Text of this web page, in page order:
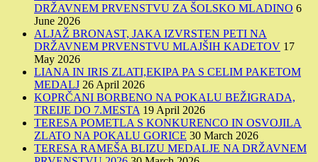
DRŽAVNEM PRVENSTVU ZA ŠOLSKO MLADINO 6
June 2026
ALJAŽ BRONAST, JAKA IZVRSTEN PETI NA
DRŽAVNEM PRVENSTVU MLAJŠIH KADETOV 17
May 2026
LIANA IN IRIS ZLATI,EKIPA PA S CELIM PAKETOM
MEDALJ 26 April 2026
KOPRČANI BORBENO NA POKALU BEŽIGRADA,
TREIJE DO 7.MESTA 19 April 2026
TERESA POMETLA S KONKURENCO IN OSVOJILA
ZLATO NA POKALU GORICE 30 March 2026
TERESA RAMEŠA BLIZU MEDALJE NA DRŽAVNEM